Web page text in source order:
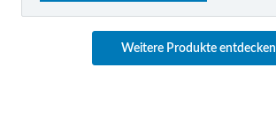
Weitere Produkte entdecken